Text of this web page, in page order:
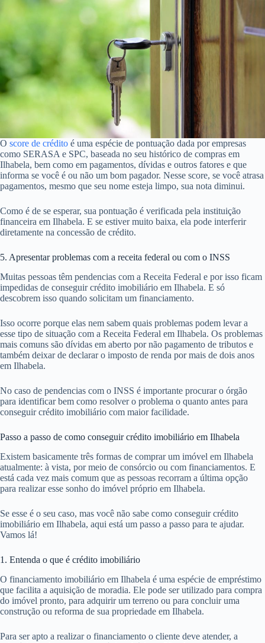
O score de crédito é uma espécie de pontuação dada por empresas
como SERASA e SPC, baseada no seu histórico de compras em
Ilhabela, bem como em pagamentos, dívidas e outros fatores e que
informa se você é ou não um bom pagador. Nesse score, se você atrasa
pagamentos, mesmo que seu nome esteja limpo, sua nota diminui.
Como é de se esperar, sua pontuação é verificada pela instituição
financeira em Ilhabela. E se estiver muito baixa, ela pode interferir
diretamente na concessão de crédito.
5. Apresentar problemas com a receita federal ou com o INSS
Muitas pessoas têm pendencias com a Receita Federal e por isso ficam
impedidas de conseguir crédito imobiliário em Ilhabela. E só
descobrem isso quando solicitam um financiamento.
Isso ocorre porque elas nem sabem quais problemas podem levar a
esse tipo de situação com a Receita Federal em Ilhabela. Os problemas
mais comuns são dívidas em aberto por não pagamento de tributos e
também deixar de declarar o imposto de renda por mais de dois anos
em Ilhabela.
No caso de pendencias com o INSS é importante procurar o órgão
para identificar bem como resolver o problema o quanto antes para
conseguir crédito imobiliário com maior facilidade.
Passo a passo de como conseguir crédito imobiliário em Ilhabela
Existem basicamente três formas de comprar um imóvel em Ilhabela
atualmente: à vista, por meio de consórcio ou com financiamentos. E
está cada vez mais comum que as pessoas recorram a última opção
para realizar esse sonho do imóvel próprio em Ilhabela.
Se esse é o seu caso, mas você não sabe como conseguir crédito
imobiliário em Ilhabela, aqui está um passo a passo para te ajudar.
Vamos lá!
1. Entenda o que é crédito imobiliário
O financiamento imobiliário em Ilhabela é uma espécie de empréstimo
que facilita a aquisição de moradia. Ele pode ser utilizado para compra
do imóvel pronto, para adquirir um terreno ou para concluir uma
construção ou reforma de sua propriedade em Ilhabela.
Para ser apto a realizar o financiamento o cliente deve atender, a